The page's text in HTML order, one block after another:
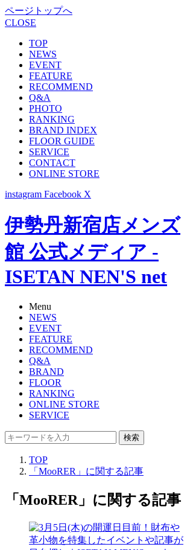
ページトップへ
CLOSE
TOP
NEWS
EVENT
FEATURE
RECOMMEND
Q&A
PHOTO
RANKING
BRAND INDEX
FLOOR GUIDE
SERVICE
CONTACT
ONLINE STORE
instagram Facebook X
伊勢丹新宿店メンズ
館 公式メディア -
ISETAN NEN'S net
Menu
NEWS
EVENT
FEATURE
RECOMMEND
Q&A
BRAND
FLOOR
RANKING
ONLINE STORE
SERVICE
検索
TOP
「MooRER」に関する記事
「MooRER」に関する記事